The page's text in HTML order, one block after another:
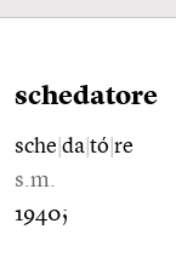
schedatore
sche da tó re
s.m.
1940;